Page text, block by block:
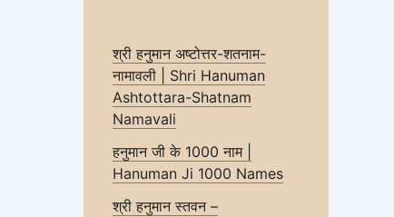
श्री हनुमान अष्टोत्तर-शतनाम-
नामावली | Shri Hanuman
Ashtottara-Shatnam
Namavali
हनुमान जी के 1000 नाम |
Hanuman Ji 1000 Names
श्री हनुमान स्तवन –